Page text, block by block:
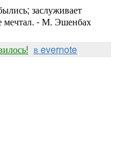
заслуживает
мечтал. - М. Эшенбах
в evernote